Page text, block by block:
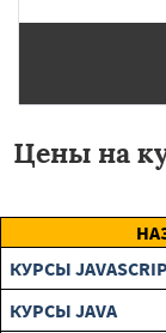
Цены на
КУРСЫ
КУРСЫ JAVA